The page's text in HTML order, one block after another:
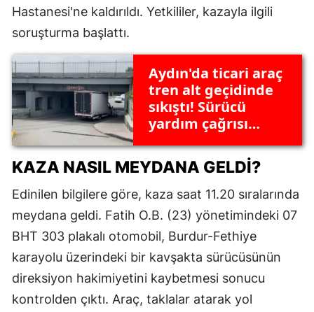
Hastanesi'ne kaldırıldı. Yetkililer, kazayla ilgili
soruşturma başlattı.
Aydın'da ticari araç
tren alt geçidinde
sıkıştı! Sürücü
yardım çağrısı
KAZA NASIL MEYDANA GELDI?
Edinilen bilgilere göre, kaza saat 11.20 sıralarında
meydana geldi. Fatih O.B. (23) yönetimindeki 07
BHT 303 plakalı otomobil, Burdur-Fethiye
karayolu üzerindeki bir kavşakta sürücüsünün
direksiyon hakimiyetini kaybetmesi sonucu
kontrolden çıktı. Araç, taklalar atarak yol